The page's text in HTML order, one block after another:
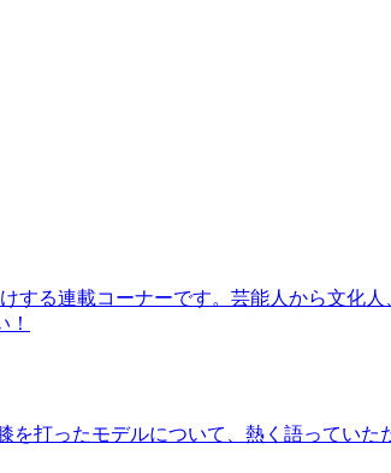
る連載コーナーです。芸能人から文化人
打ったモデルについて、熱く語っていた